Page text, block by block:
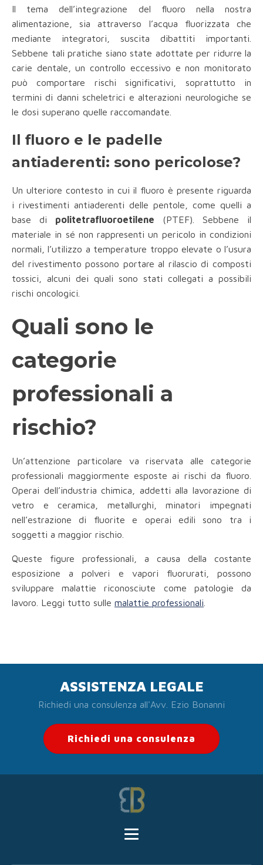
Il tema dell’integrazione del fluoro nella nostra
alimentazione, sia attraverso l’acqua fluorizzata che
mediante integratori, suscita dibattiti importanti.
Sebbene tali pratiche siano state adottate per ridurre la
carie dentale, un controllo eccessivo e non monitorato
può comportare rischi significativi, soprattutto in
termini di danni scheletrici e alterazioni neurologiche se
le dosi superano quelle raccomandate.
Il fluoro e le padelle
antiaderenti: sono pericolose?
Un ulteriore contesto in cui il fluoro è presente riguarda
i rivestimenti antiaderenti delle pentole, come quelli a
base di politetrafluoroetilene (PTEF). Sebbene il
materiale in sé non rappresenti un pericolo in condizioni
normali, l’utilizzo a temperature troppo elevate o l’usura
del rivestimento possono portare al rilascio di composti
tossici, alcuni dei quali sono stati collegati a possibili
rischi oncologici.
Quali sono le
categorie
professionali a
rischio?
Un’attenzione particolare va riservata alle categorie
professionali maggiormente esposte ai rischi da fluoro.
Operai dell’industria chimica, addetti alla lavorazione di
vetro e ceramica, metallurghi, minatori impegnati
nell’estrazione di fluorite e operai edili sono tra i
soggetti a maggior rischio.
Queste figure professionali, a causa della costante
esposizione a polveri e vapori fluorurati, possono
sviluppare malattie riconosciute come patologie da
lavoro. Leggi tutto sulle malattie professionali
ASSISTENZA LEGALE
Richiedi una consulenza all'Avv. Ezio Bonanni
Richiedi una consulenza